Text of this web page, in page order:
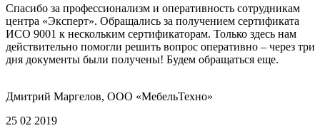
Спасибо за профессионализм и оперативность сотрудникам
центра «Эксперт». Обращались за получением сертификата
ИСО 9001 к нескольким сертификаторам. Только здесь нам
действительно помогли решить вопрос оперативно – через три
дня документы были получены! Будем обращаться еще.
Дмитрий Маргелов, ООО «МебельТехно»
25 02 2019